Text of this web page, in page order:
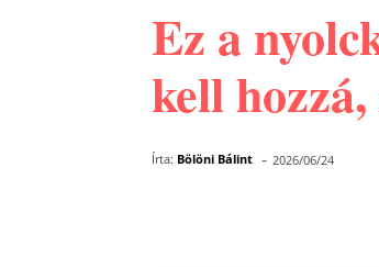
Ez a
kell
Írta: Bölöni Bálint - 2026/06/24